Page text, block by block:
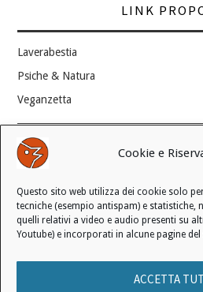
Cookie e
Questo sito web utilizza dei cookie solo
tecniche (esempio antispam) e statistiche,
quelli relativi a video e audio presenti su
Youtube) e incorporati in alcune pagine
ACCETTA
LINK
Laverabestia
Psiche & Natura
Veganzetta
Modifica consenso ai cookie
REVOCA IL TUO CONSENSO
Stato attuale: Negato
INFORMATIVA SUI